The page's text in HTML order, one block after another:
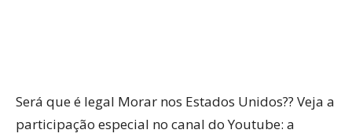
Será que é legal Morar nos Estados Unidos?? Veja a
participação especial no canal do Youtube: a